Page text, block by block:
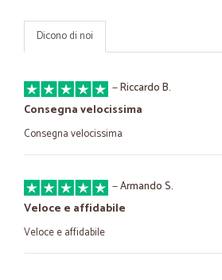
Dicono di noi
—Riccardo B.
Consegna velocissima
Consegna velocissima
—Armando S.
Veloce e affidabile
Veloce e affidabile